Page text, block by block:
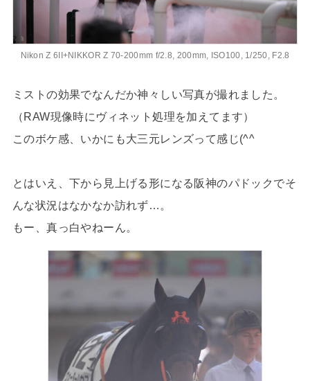
Nikon Z 6II+NIKKOR Z 70-200mm f/2.8, 200mm, ISO100, 1/250, F2.8
ミストの効果でなんだか神々しい写真が撮れました。
（RAW現像時にヴィネット処理を加えてます）
このボケ感、いかにも大三元レンズって感じ(^^
とはいえ、下から見上げる形になる阪神のパドックでそ
んな状況はなかなか訪れず…。
もー、真っ白やねーん。